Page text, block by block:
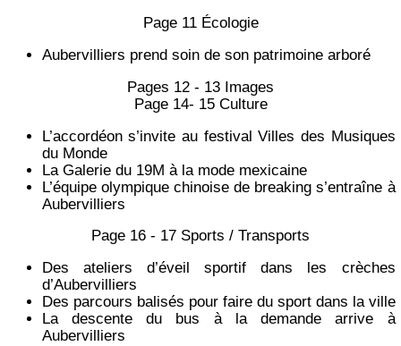
Page 11 Écologie
Aubervilliers prend soin de son patrimoine arboré
Pages 12 - 13 Images
Page 14- 15 Culture
L’accordéon s’invite au festival Villes des Musiques
du Monde
La Galerie du 19M à la mode mexicaine
L’équipe olympique chinoise de breaking s’entraîne à
Aubervilliers
Page 16 - 17 Sports / Transports
Des ateliers d’éveil sportif dans les crèches
d’Aubervilliers
Des parcours balisés pour faire du sport dans la ville
La descente du bus à la demande arrive à
Aubervilliers